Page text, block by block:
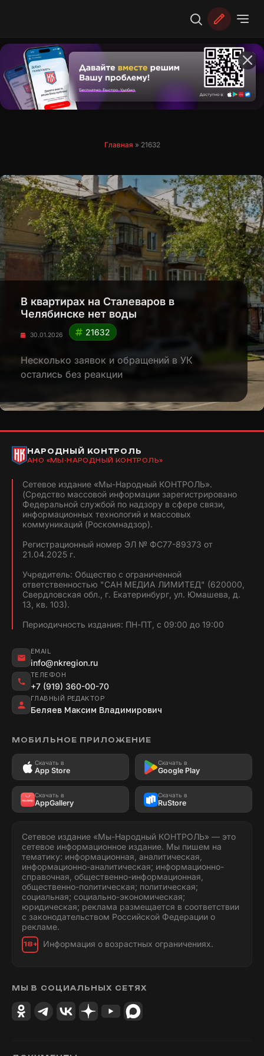
Главная » 21632
В квартирах на Сталеваров в
Челябинске нет воды
30.01.2026 21632
Несколько заявок и обращений в УК
остались без реакции
НАРОДНЫЙ КОНТРОЛЬ
АНО «МЫ-НАРОДНЫЙ КОНТРОЛЬ»
Сетевое издание «Мы-Народный КОНТРОЛЬ».
(Средство массовой информации зарегистрировано
Федеральной службой по надзору в сфере связи,
информационных технологий и массовых
коммуникаций (Роскомнадзор).
Регистрационный номер ЭЛ № ФС77-89373 от
21.04.2025 г.
Учредитель: Общество с ограниченной
ответственностью "САН МЕДИА ЛИМИТЕД" (620000,
Свердловская обл., г. Екатеринбург, ул. Юмашева, д.
13, кв. 103).
Периодичность издания: ПН-ПТ, с 09:00 до 19:00
EMAIL
info@nkregion.ru
ТЕЛЕФОН
+7 (919) 360-00-70
ГЛАВНЫЙ РЕДАКТОР
Беляев Максим Владимирович
МОБИЛЬНОЕ ПРИЛОЖЕНИЕ
Скачать в
App Store
Скачать в
Google Play
Скачать в
AppGallery
Скачать в
RuStore
Сетевое издание «Мы-Народный КОНТРОЛЬ» — это
сетевое информационное издание. Мы пишем на
тематику: информационная, аналитическая,
информационно-аналитическая; информационно-
справочная, общественно-информационная,
общественно-политическая; политическая;
социальная; социально-экономическая;
юридическая; реклама размещается в соответствии
с законодательством Российской Федерации о
рекламе.
18+ Информация о возрастных ограничениях.
МЫ В СОЦИАЛЬНЫХ СЕТЯХ